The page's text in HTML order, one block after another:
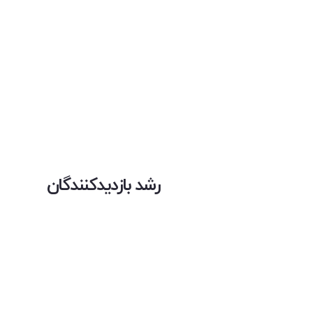
رشد بازدیدکنندگان